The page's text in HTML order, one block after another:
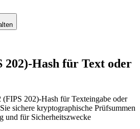
202)-Hash für Text oder
202)-Hash für Texteingabe oder
sichere kryptographische Prüfsummen
und für Sicherheitszwecke